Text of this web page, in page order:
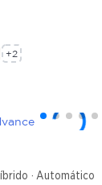
+2
Automático